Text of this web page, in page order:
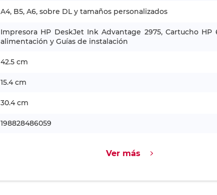
A4, B5, A6, sobre DL y tamaños personalizados
Impresora HP DeskJet Ink Advantage 2975, Cartucho
alimentación y Guías de instalación
42.5 cm
15.4 cm
30.4 cm
198828486059
Ver más